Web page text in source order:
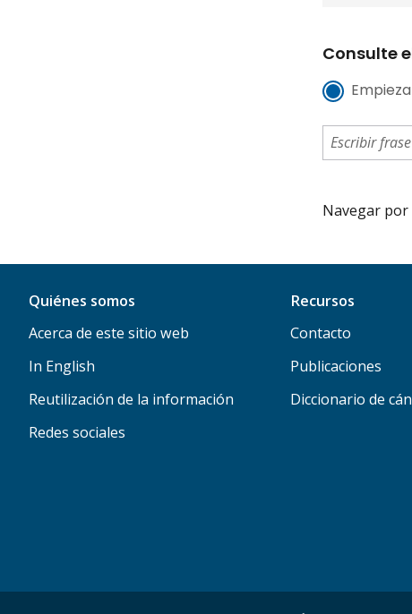
Consulte
Navegar por
Quiénes somos
Acerca de este sitio web
In English
Reutilización de la información
Redes sociales
Recursos
Contacto
Publicaciones
Diccionario de